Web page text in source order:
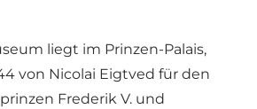
liegt im Prinzen-Palais,
von Nicolai Eigtved für den
Frederik V. und